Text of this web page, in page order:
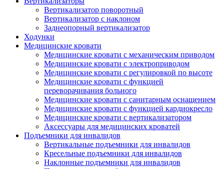
Вертикализатор поворотный
Вертикализатор с наклоном
Заднеопорный вертикализатор
Ходунки
Медицинские кровати
Медицинские кровати с механическим приводом
Медицинские кровати с электроприводом
Медицинские кровати с регулировкой по высоте
Медицинские кровати с функцией
переворачивания больного
Медицинские кровати с санитарным оснащением
Медицинские кровати с функцией кардиокресло
Медицинские кровати с вертикализатором
Аксессуары для медицинских кроватей
Подъемники для инвалидов
Вертикальные подъемники для инвалидов
Кресельные подъемники для инвалидов
Наклонные подъемники для инвалидов